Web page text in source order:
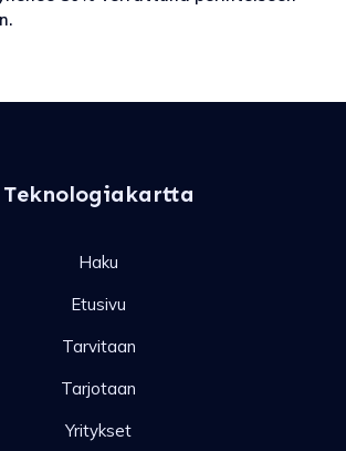
Teknologiakartta
Haku
Etusivu
Tarvitaan
Tarjotaan
Yritykset